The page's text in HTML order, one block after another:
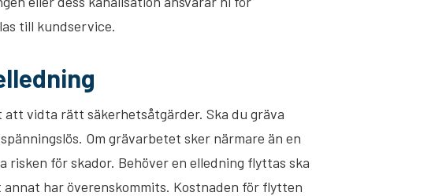
till kundservice.
vidta rätt säkerhetsåtgärder. Ska du gräva
Om grävarbetet sker närmare än en
för skador. Behöver en elledning flyttas ska
har överenskommits. Kostnaden för flytten